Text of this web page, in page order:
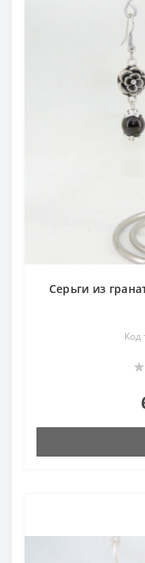
Серьги из
Код